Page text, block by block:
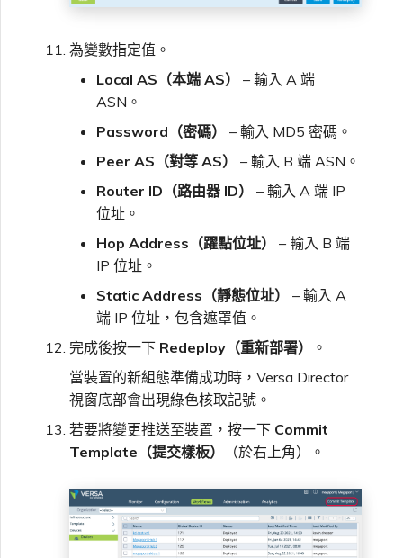
為變數指定值。
Local AS（本端 AS）
– 輸入 A 端
ASN。
Password（密碼）
– 輸入 MD5 密碼。
Peer AS（對等 AS）
– 輸入 B 端 ASN。
Router ID（路由器 ID）
– 輸入 A 端 IP
位址。
Hop Address（躍點位址）
– 輸入 B 端
IP 位址。
Static Address（靜態位址）
– 輸入 A
端 IP 位址，包含遮罩值。
完成後按一下 Redeploy（重新部署）
。
當裝置的新組態準備成功時，Versa Director
視窗底部會出現綠色核取記號。
若要將變更推送至裝置，按一下 Commit
Template（提交樣板）
（於右上角）。